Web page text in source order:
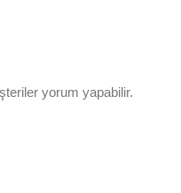
yorum yapabilir.